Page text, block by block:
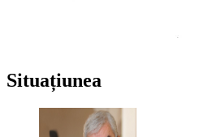
Situațiunea